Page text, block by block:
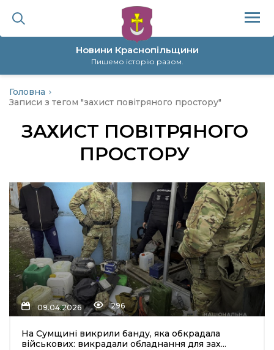
Новини Краснопільщини
Пишемо історію разом.
політика
Головна
Записи з тегом "захист повітряного простору"
ЗАХИСТ ПОВІТРЯНОГО
ПРОСТОРУ
09.04.2026 296
На Сумщині викрили банду, яка обкрадала
військових: викрадали обладнання для зах...